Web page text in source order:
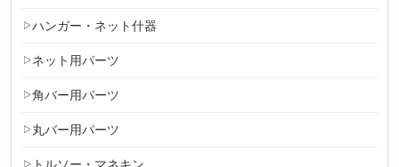
ハンガー・ネット什器
ネット用パーツ
角バー用パーツ
丸バー用パーツ
トルソー・マネキン